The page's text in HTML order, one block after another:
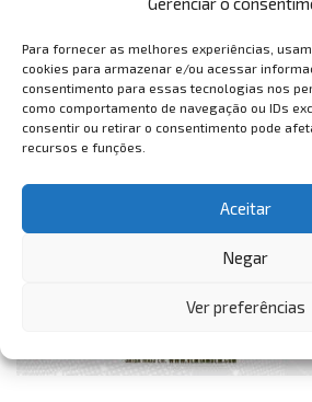
Para fornecer as melhores experiências,
cookies para armazenar e/ou acessar
consentimento para essas tecnologias nos
como comportamento de navegação ou IDs
consentir ou retirar o consentimento pode
recursos e funções.
Aceitar
Negar
Ver preferências